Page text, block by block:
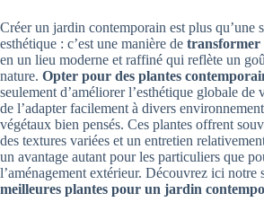
Créer un jardin contemporain est plus qu’une
esthétique : c’est une manière de transformer
en un lieu moderne et raffiné qui reflète un
nature. Opter pour des plantes
seulement d’améliorer l’esthétique globale de
de l’adapter facilement à divers
végétaux bien pensés. Ces plantes offrent
des textures variées et un entretien
un avantage autant pour les particuliers que
l’aménagement extérieur. Découvrez ici notre
meilleures plantes pour un jardin